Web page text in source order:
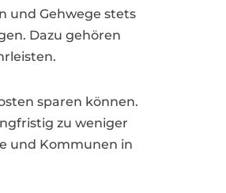
und Gehwege stets
Dazu gehören
sparen können.
zu weniger
und Kommunen in